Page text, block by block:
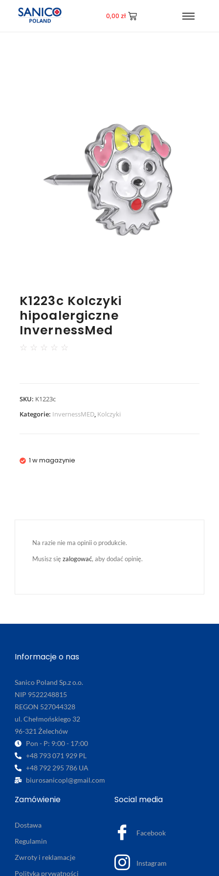
0,00 zł
K1223c Kolczyki
hipoalergiczne
InvernessMed
☆ ☆ ☆ ☆ ☆
SKU: K1223c
Kategorie: InvernessMED, Kolczyki
1 w magazynie
Na razie nie ma opinii o produkcie.
Musisz sięzalogować, aby dodać opinię.
Informacje o nas
Sanico Poland Sp.z o.o.
NIP 9522248815
REGON 527044328
ul. Chełmońskiego 32
96-321 Żelechów
Pon - P: 9:00 - 17:00
+48 793 071 929 PL
+48 792 295 786 UA
biurosanicopl@gmail.com
Zamówienie
Dostawa
Regulamin
Zwroty i reklamacje
Polityka prywatności
Social media
Facebook
Instagram